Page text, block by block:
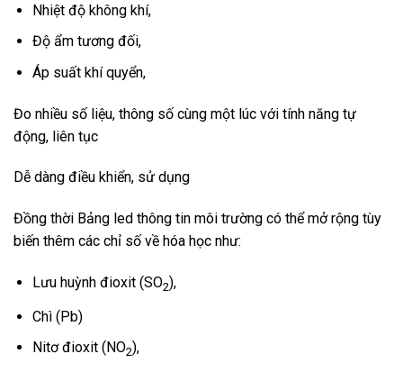
Nhiệt độ không khí,
Độ ẩm tương đối,
Áp suất khí quyển,
Đo nhiều số liệu, thông số cùng một lúc với tính năng tự
động, liên tục
Dễ dàng điều khiển, sử dụng
Đồng thời Bảng led thông tin môi trường có thể mở rộng tùy
biến thêm các chỉ số về hóa học như:
Lưu huỳnh đioxit (SO2),
Chì (Pb)
Nitơ đioxit (NO2),